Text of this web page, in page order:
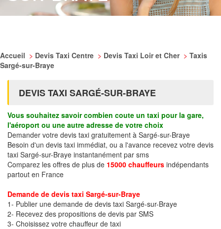
Accueil > Devis Taxi Centre > Devis Taxi Loir et Cher > Taxis
Sargé-sur-Braye
DEVIS TAXI SARGÉ-SUR-BRAYE
Vous souhaitez savoir combien coute un taxi pour la gare,
l'aéroport ou une autre adresse de votre choix
Demander votre devis taxi gratuitement à Sargé-sur-Braye
Besoin d'un devis taxi immédiat, ou a l'avance recevez votre devis
taxi Sargé-sur-Braye instantanément par sms
Comparez les offres de plus de 15000 chauffeurs indépendants
partout en France
Demande de devis taxi Sargé-sur-Braye
1- Publier une demande de devis taxi Sargé-sur-Braye
2- Recevez des propositions de devis par SMS
3- Choisissez votre chauffeur de taxi